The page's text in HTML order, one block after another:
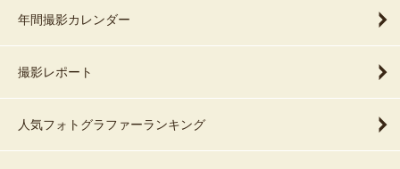
年間撮影カレンダー
撮影レポート
人気フォトグラファーランキング